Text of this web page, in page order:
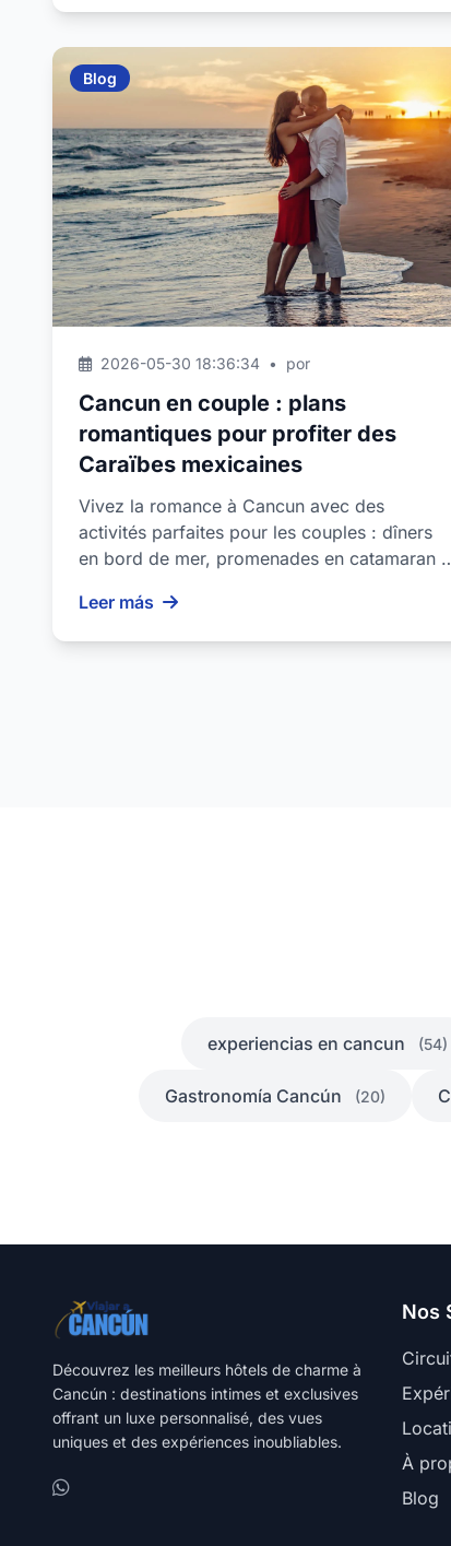
Blog
2026-05-30 18:36:34 • por
Cancun en couple : plans
romantiques pour profiter des
Caraïbes mexicaines
Vivez la romance à Cancun avec des
activités parfaites pour les couples : dîners
en bord de mer, promenades en catamaran
Leer más
experiencias en cancun (54)
Gastronomía Cancún (20)
Découvrez les meilleurs hôtels de charme à
Cancún : destinations intimes et exclusives
offrant un luxe personnalisé, des vues
uniques et des expériences inoubliables.
Nos
À
Blog